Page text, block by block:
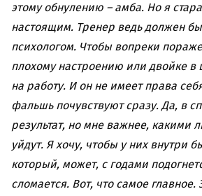
этому обнулению – амба. Но я
настоящим. Тренер ведь должен
психологом. Чтобы вопреки
плохому настроению или двойке в
на работу. И он не имеет права
фальшь почувствуют сразу. Да, в
результат, но мне важнее, какими
уйдут. Я хочу, чтобы у них внутри
который, может, с годами
сломается. Вот, что самое главное.